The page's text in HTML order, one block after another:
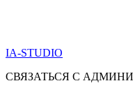
IA-STUDIO
СВЯЗАТЬСЯ С